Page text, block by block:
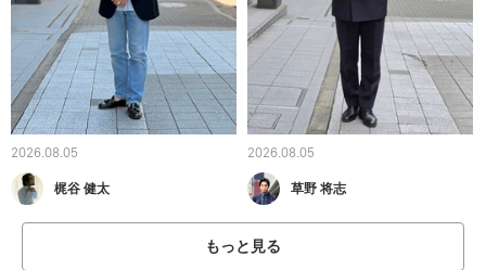
2026.08.05
梶谷 健太
2026.08.05
草野 将志
もっと見る